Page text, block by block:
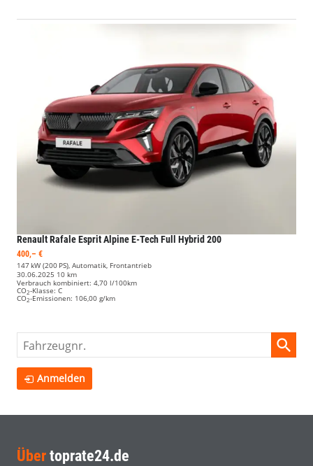
Renault RafaleEsprit Alpine E-Tech Full Hybrid 200
400,– €
147 kW (200 PS), Automatik, Frontantrieb
30.06.2025 10 km
Verbrauch kombiniert: 4,70 l/100km
CO2-Klasse: C
CO2-Emissionen: 106,00 g/km
Fahrzeugnr.
Anmelden
Über toprate24.de